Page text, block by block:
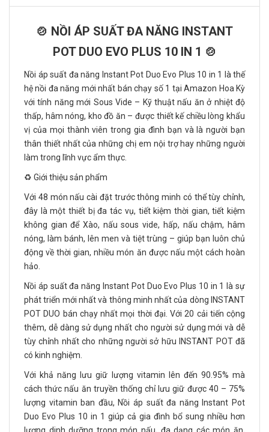
🍲 NỒI ÁP SUẤT ĐA NĂNG INSTANT
POT DUO EVO PLUS 10 IN 1 🍲
Nồi áp suất đa năng Instant Pot Duo Evo Plus 10 in 1 là thế
hệ nồi đa năng mới nhất bán chạy số 1 tại Amazon Hoa Kỳ
với tính năng mới Sous Vide – Kỹ thuật nấu ăn ở nhiệt độ
thấp, hâm nóng, kho đồ ăn – được thiết kế chiều lòng khẩu
vị của mọi thành viên trong gia đình bạn và là người bạn
thân thiết nhất của những chị em nội trợ hay những người
làm trong lĩnh vực ẩm thực.
♻️ Giới thiệu sản phẩm
Với 48 món nấu cài đặt trước thông minh có thể tùy chỉnh,
đây là một thiết bị đa tác vụ, tiết kiệm thời gian, tiết kiệm
không gian để Xào, nấu sous vide, hấp, nấu chậm, hâm
nóng, làm bánh, lên men và tiệt trùng – giúp bạn luôn chủ
động về thời gian, nhiều món ăn được nấu một cách hoàn
hảo.
Nồi áp suất đa năng Instant Pot Duo Evo Plus 10 in 1 là sự
phát triển mới nhất và thông minh nhất của dòng INSTANT
POT DUO bán chạy nhất mọi thời đại. Với 20 cải tiến cộng
thêm, dễ dàng sử dụng nhất cho người sử dụng mới và dễ
tùy chỉnh nhất cho những người sở hữu INSTANT POT đã
có kinh nghiệm.
Với khả năng lưu giữ lượng vitamin lên đến 90.95% mà
cách thức nấu ăn truyền thống chỉ lưu giữ được 40 – 75%
lượng vitamin ban đầu, Nồi áp suất đa năng Instant Pot
Duo Evo Plus 10 in 1 giúp cả gia đình bổ sung nhiều hơn